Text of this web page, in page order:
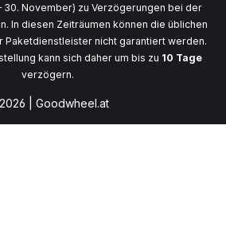
30. November) zu Verzögerungen bei der
In diesen Zeiträumen können die üblichen
nicht garantiert werden.
kann sich daher um bis zu 10 Tage
verzögern.
| Goodwheel.at